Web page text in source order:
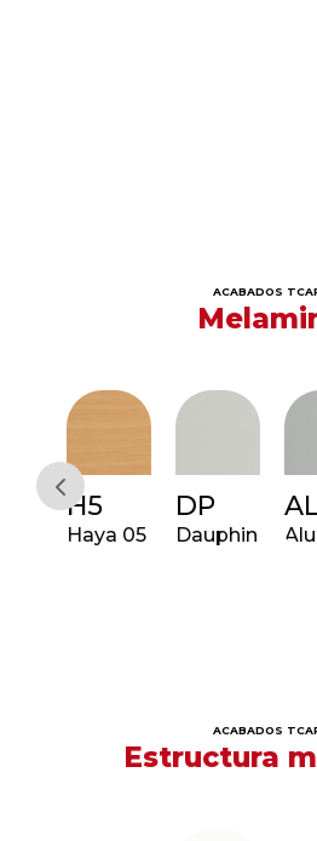
ACABADOS
H5
Haya 05
DP
Dauphin
ACABADOS
Estructura